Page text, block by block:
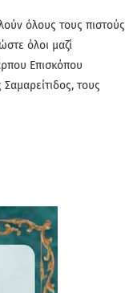
όλους τους πιστούς
όλοι μαζί
Επισκόπου
τους